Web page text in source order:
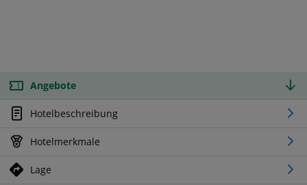
Angebote
Hotelbeschreibung
Hotelmerkmale
Lage